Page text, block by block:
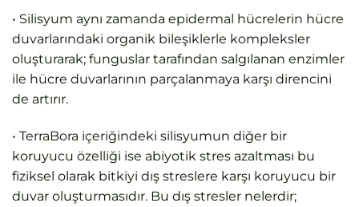
• Silisyum aynı zamanda epidermal hücrelerin hücre
duvarlarındaki organik bileşiklerle kompleksler
oluşturarak; funguslar tarafından salgılanan enzimler
ile hücre duvarlarının parçalanmaya karşı direncini
de artırır.
• TerraBora içeriğindeki silisyumun diğer bir
koruyucu özelliği ise abiyotik stres azaltması bu
fiziksel olarak bitkiyi dış streslere karşı koruyucu bir
duvar oluşturmasıdır. Bu dış stresler nelerdir;